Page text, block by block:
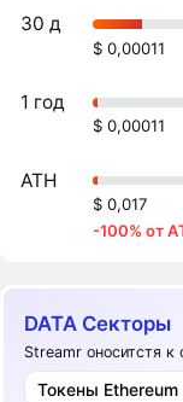
30 д
$ 0,00011
1 год
$ 0,00011
ATH
$ 0,017
-100% от
DATA Секторы
Streamr оноситстя к
Токены Ethereum